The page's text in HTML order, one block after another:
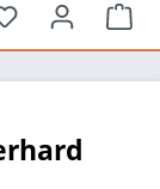
Du hast 0